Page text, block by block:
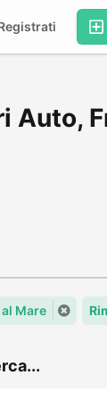
Auto,
Mare